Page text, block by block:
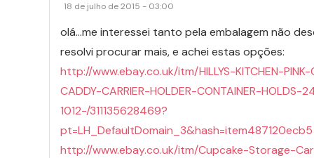
18 de julho de 2015 - 03:00
olá…me interessei tanto pela embalagem não
resolvi procurar mais, e achei estas opções:
http://www.ebay.co.uk/itm/HILLYS-KITCHEN-PINK-
CADDY-CARRIER-HOLDER-CONTAINER-HOLDS-
1012-/311135628469?
pt=LH_DefaultDomain_3&hash=item487120ecb5
http://www.ebay.co.uk/itm/Cupcake-Storage-